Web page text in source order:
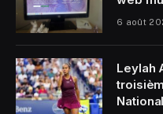
6 août
Leylah